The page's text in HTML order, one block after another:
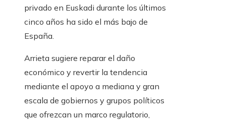
privado en Euskadi durante los últimos
cinco años ha sido el más bajo de
España.
Arrieta sugiere reparar el daño
económico y revertir la tendencia
mediante el apoyo a mediana y gran
escala de gobiernos y grupos políticos
que ofrezcan un marco regulatorio,